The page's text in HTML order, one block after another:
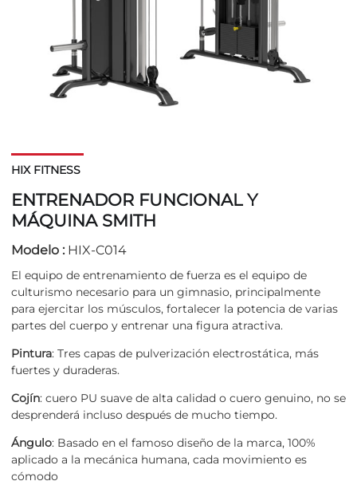
HIX FITNESS
ENTRENADOR FUNCIONAL Y
MÁQUINA SMITH
Modelo : HIX-C014
El equipo de entrenamiento de fuerza es el equipo de
culturismo necesario para un gimnasio, principalmente
para ejercitar los músculos, fortalecer la potencia de varias
partes del cuerpo y entrenar una figura atractiva.
Pintura: Tres capas de pulverización electrostática, más
fuertes y duraderas.
Cojín: cuero PU suave de alta calidad o cuero genuino, no se
desprenderá incluso después de mucho tiempo.
Ángulo: Basado en el famoso diseño de la marca, 100%
aplicado a la mecánica humana, cada movimiento es
cómodo